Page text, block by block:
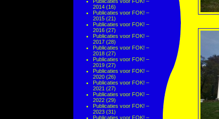
2014 (16)
Publicaties voor FOK! –
2015 (21)
Publicaties voor FOK! –
2016 (27)
Publicaties voor FOK! –
2017 (28)
Publicaties voor FOK! –
2018 (27)
Publicaties voor FOK! –
2019 (27)
Publicaties voor FOK! –
2020 (26)
Publicaties voor FOK! –
2021 (27)
Publicaties voor FOK! –
2022 (29)
Publicaties voor FOK! –
2023 (31)
Publicaties voor FOK! –